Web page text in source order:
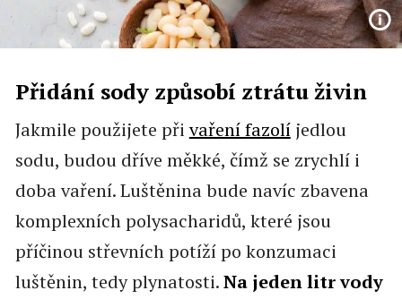
Přidání sody způsobí ztrátu živin
Jakmile použijete přivaření fazolíjedlou
sodu, budou dříve měkké, čímž se zrychlí i
doba vaření. Luštěnina bude navíc zbavena
komplexních polysacharidů, které jsou
příčinou střevních potíží po konzumaci
luštěnin, tedy plynatosti.Na jeden litr vody